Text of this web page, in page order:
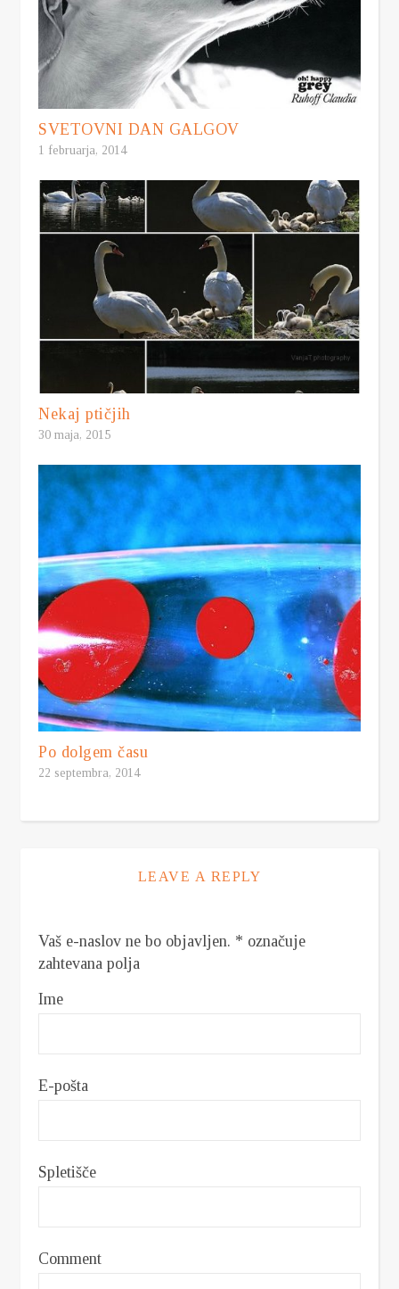
SVETOVNI DAN GALGOV
1 februarja, 2014
Nekaj ptičjih
30 maja, 2015
Po dolgem času
22 septembra, 2014
LEAVE A REPLY
Vaš e-naslov ne bo objavljen. * označuje
zahtevana polja
Ime
E-pošta
Spletišče
Comment